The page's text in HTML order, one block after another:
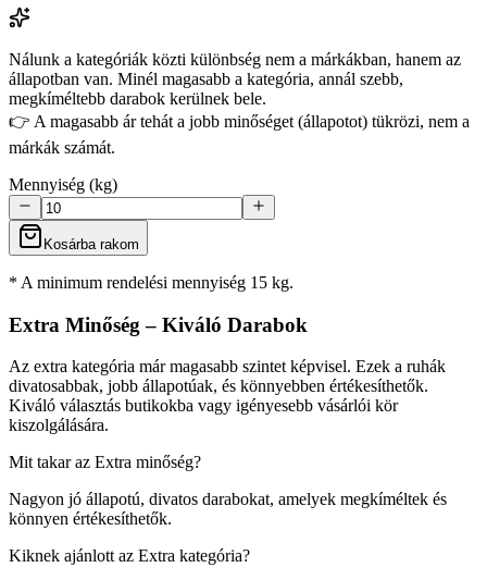
Nálunk a kategóriák közti különbség nem a márkákban, hanem az
állapotban van. Minél magasabb a kategória, annál szebb,
megkíméltebb darabok kerülnek bele.
👉 A magasabb ár tehát a jobb minőséget (állapotot) tükrözi, nem a
márkák számát.
Mennyiség (kg)
Kosárba rakom
* A minimum rendelési mennyiség 15 kg.
Extra Minőség – Kiváló Darabok
Az extra kategória már magasabb szintet képvisel. Ezek a ruhák
divatosabbak, jobb állapotúak, és könnyebben értékesíthetők.
Kiváló választás butikokba vagy igényesebb vásárlói kör
kiszolgálására.
Mit takar az Extra minőség?
Nagyon jó állapotú, divatos darabokat, amelyek megkíméltek és
könnyen értékesíthetők.
Kiknek ajánlott az Extra kategória?